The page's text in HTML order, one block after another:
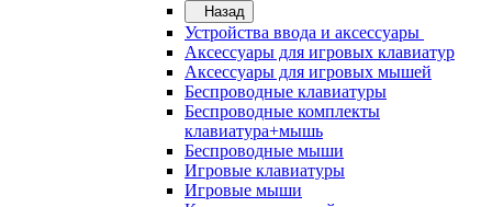
Назад
Устройства ввода и аксессуары
Аксессуары для игровых клавиатур
Аксессуары для игровых мышей
Беспроводные клавиатуры
Беспроводные комплекты
клавиатура+мышь
Беспроводные мыши
Игровые клавиатуры
Игровые мыши